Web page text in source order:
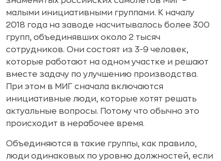
малыми инициативными группами. К началу
2018 года на заводе насчитывалось более 300
групп, объединявших около 2 тысяч
сотрудников. Они состоят из 3-9 человек,
которые работают на одном участке и решают
вместе задачу по улучшению производства.
При этом в МИГ сначала включаются
инициативные люди, которые хотят решать
актуальные вопросы. Потому что обычно это
происходит в нерабочее время.
Объединяются в такие группы, как правило,
люди одинаковых по уровню должностей, если